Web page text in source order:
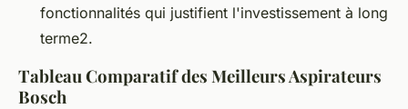
fonctionnalités qui justifient l'investissement à long
terme2.
Tableau Comparatif des Meilleurs Aspirateurs
Bosch